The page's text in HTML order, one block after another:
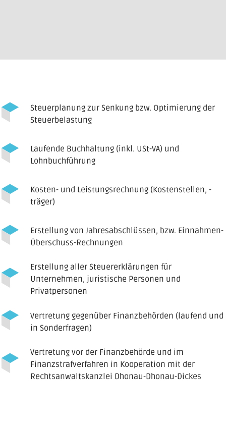
Steuerplanung zur Senkung bzw. Optimierung der
Steuerbelastung
Laufende Buchhaltung (inkl. USt-VA) und
Lohnbuchführung
Kosten- und Leistungsrechnung (Kostenstellen, -
träger)
Erstellung von Jahresabschlüssen, bzw. Einnahmen-
Überschuss-Rechnungen
Erstellung aller Steuererklärungen für
Unternehmen, juristische Personen und
Privatpersonen
Vertretung gegenüber Finanzbehörden (laufend und
in Sonderfragen)
Vertretung vor der Finanzbehörde und im
Finanzstrafverfahren in Kooperation mit der
Rechtsanwaltskanzlei Dhonau-Dhonau-Dickes